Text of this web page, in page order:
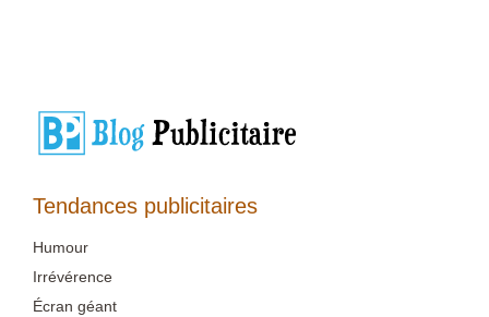
Tendances publicitaires
Humour
Irrévérence
Écran géant